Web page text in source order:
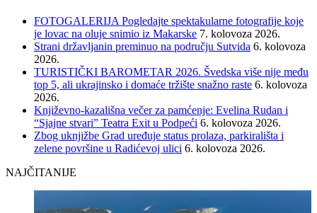
FOTOGALERIJA Pogledajte spektakularne fotografije koje
je lovac na oluje snimio iz Makarske 7. kolovoza 2026.
Strani državljanin preminuo na području Sutvida 6. kolovoza
2026.
TURISTIČKI BAROMETAR 2026. Švedska više nije među
top 5, ali ukrajinsko i domaće tržište snažno raste 6. kolovoza
2026.
Književno-kazališna večer za pamćenje: Evelina Rudan i
“Sjajne stvari” Teatra Exit u Podpeći 6. kolovoza 2026.
Zbog uknjižbe Grad uređuje status prolaza, parkirališta i
zelene površine u Radićevoj ulici 6. kolovoza 2026.
NAJČITANIJE